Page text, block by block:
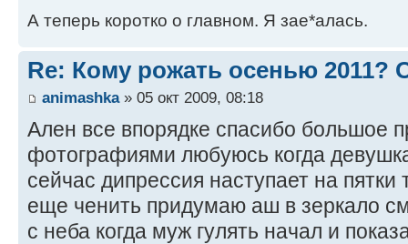
А теперь коротко о главном. Я зае*алась.
Re: Кому рожать осенью 2011?
animashka» 05 окт 2009, 08:18
Ален все впорядке спасибо большое
фотографиями любуюсь когда
сейчас дипрессия наступает на
еще ченить придумаю аш в зеркало
с неба когда муж гулять начал и